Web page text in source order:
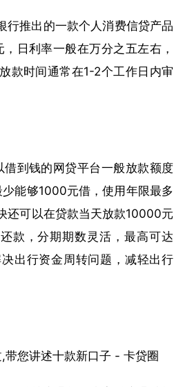
行推出的一款个人消费信贷产品
日利率一般在万分之五左右，
款时间通常在1-2个工作日内审
到钱的网贷平台一般放款额度
能够1000元借，使用年限最多
还可以在贷款当天放款10000元
款，分期期数灵活，最高可达
出行资金周转问题，减轻出行